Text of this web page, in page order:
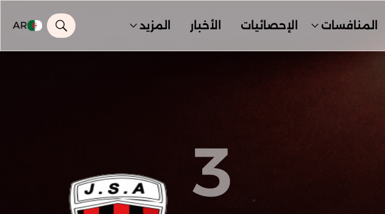
المنافسات الإحصائيات الأخبار المزيد AR
3